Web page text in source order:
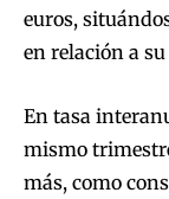
euros,
en relación a
En tasa
mismo
más, como